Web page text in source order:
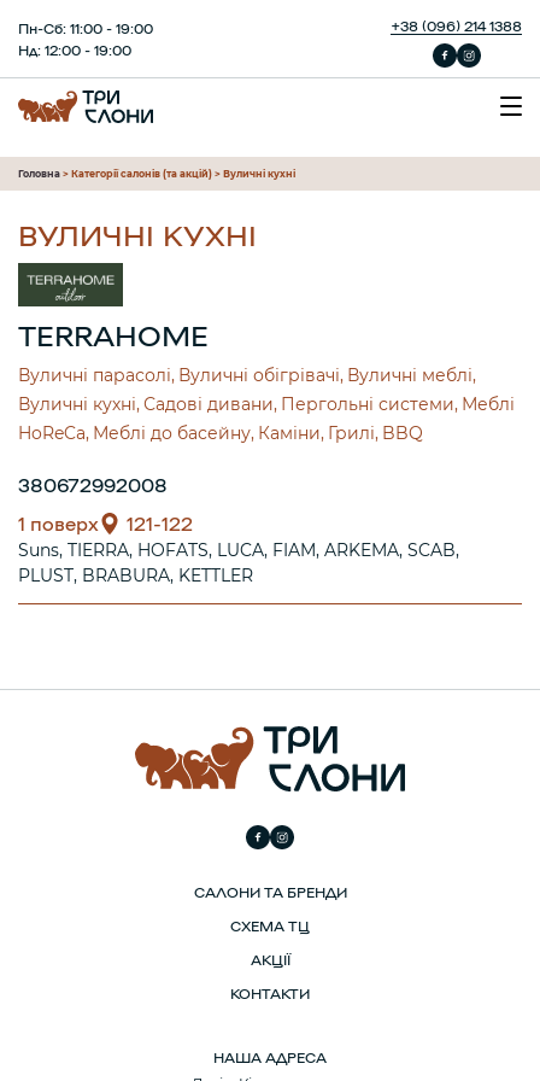
Пн-Сб: 11:00 - 19:00
Нд: 12:00 - 19:00
+38 (096) 214 1388
Головна > Категорії салонів (та акцій) > Вуличні кухні
ВУЛИЧНІ КУХНІ
TERRAHOME
Вуличні парасолі Вуличні обігрівачі Вуличні меблі
Вуличні кухні Садові дивани Пергольні системи Меблі
HoReCa Меблі до басейну Каміни Грилі BBQ
380672992008
1 поверх
121-122
Suns TIERRA HOFATS LUCA FIAM ARKEMA SCAB
PLUST BRABURA KETTLER
САЛОНИ ТА БРЕНДИ
СХЕМА ТЦ
АКЦІЇ
КОНТАКТИ
НАША АДРЕСА